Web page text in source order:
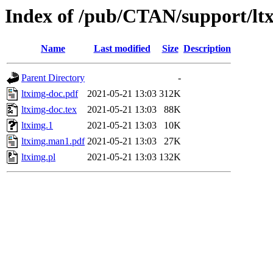
Index of /pub/CTAN/support/
Name Last modified Size Description
Parent Directory
-
ltximg-doc.pdf
2021-05-21 13:03 312K
ltximg-doc.tex
2021-05-21 13:03
88K
ltximg.1
2021-05-21 13:03
10K
ltximg.man1.pdf 2021-05-21 13:03
27K
ltximg.pl
2021-05-21 13:03 132K